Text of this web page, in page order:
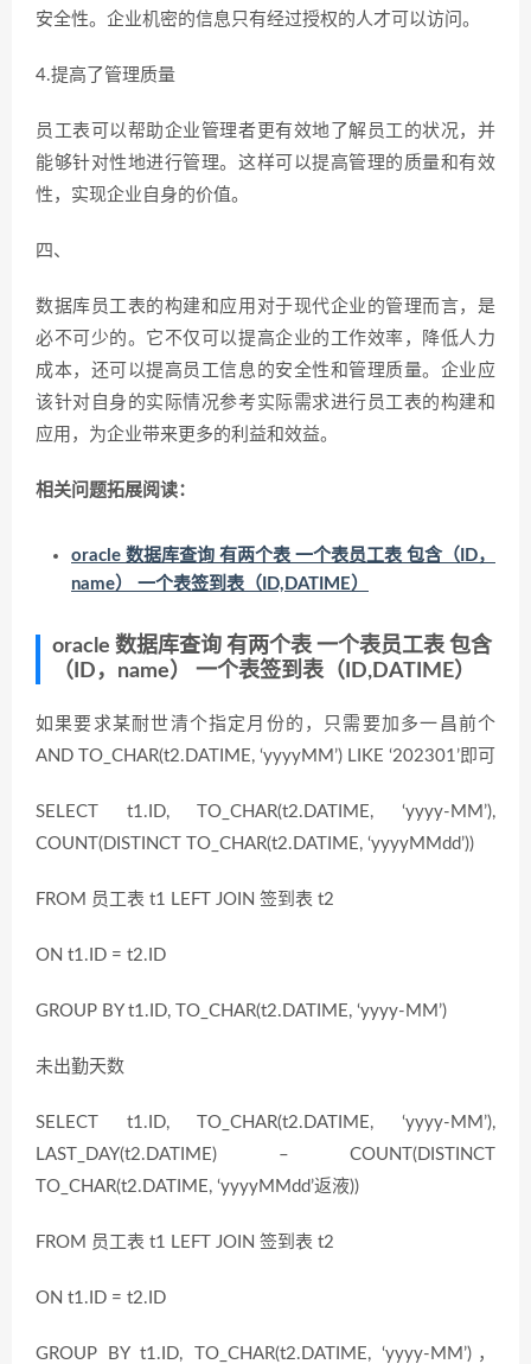
安全性。企业机密的信息只有经过授权的人才可以访问。
4.提高了管理质量
员工表可以帮助企业管理者更有效地了解员工的状况，并
能够针对性地进行管理。这样可以提高管理的质量和有效
性，实现企业自身的价值。
四、
数据库员工表的构建和应用对于现代企业的管理而言，是
必不可少的。它不仅可以提高企业的工作效率，降低人力
成本，还可以提高员工信息的安全性和管理质量。企业应
该针对自身的实际情况参考实际需求进行员工表的构建和
应用，为企业带来更多的利益和效益。
相关问题拓展阅读：
oracle 数据库查询 有两个表 一个表员工表 包含（ID，
name） 一个表签到表（ID,DATIME）
oracle 数据库查询 有两个表 一个表员工表 包含
（ID，name） 一个表签到表（ID,DATIME）
如果要求某耐世清个指定月份的，只需要加多一昌前个
AND TO_CHAR(t2.DATIME, ‘yyyyMM’) LIKE ‘202301’即可
SELECT t1.ID, TO_CHAR(t2.DATIME, ‘yyyy-MM’),
COUNT(DISTINCT TO_CHAR(t2.DATIME, ‘yyyyMMdd’))
FROM 员工表 t1 LEFT JOIN 签到表 t2
ON t1.ID = t2.ID
GROUP BY t1.ID, TO_CHAR(t2.DATIME, ‘yyyy-MM’)
未出勤天数
SELECT t1.ID, TO_CHAR(t2.DATIME, ‘yyyy-MM’),
LAST_DAY(t2.DATIME) – COUNT(DISTINCT
TO_CHAR(t2.DATIME, ‘yyyyMMdd’返液))
FROM 员工表 t1 LEFT JOIN 签到表 t2
ON t1.ID = t2.ID
GROUP BY t1.ID, TO_CHAR(t2.DATIME, ‘yyyy-MM’)，